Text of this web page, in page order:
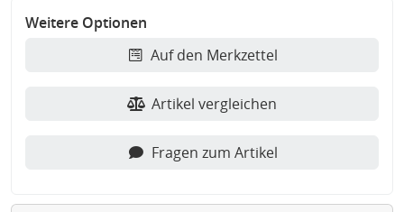
Weitere Optionen
Auf den Merkzettel
Artikel vergleichen
Fragen zum Artikel